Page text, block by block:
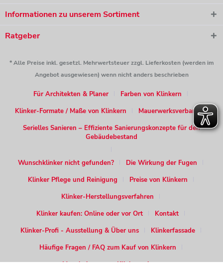
Informationen zu unserem Sortiment
Ratgeber
* Alle Preise inkl. gesetzl. Mehrwertsteuer zzgl. Lieferkosten (werden im
Angebot ausgewiesen) wenn nicht anders beschrieben
Für Architekten & Planer
Farben von Klinkern
Klinker-Formate / Maße von Klinkern
Mauerwerksverband
Serielles Sanieren – Effiziente Sanierungskonzepte für den
Gebäudebestand
Wunschklinker nicht gefunden?
Die Wirkung der Fugen
Klinker Pflege und Reinigung
Preise von Klinkern
Klinker-Herstellungsverfahren
Klinker kaufen: Online oder vor Ort
Kontakt
Klinker-Profi - Ausstellung & Über uns
Klinkerfassade
Häufige Fragen / FAQ zum Kauf von Klinkern